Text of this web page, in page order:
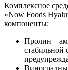
Комплексное
«Now Foods
компоненты:
Пролин –
стабильной